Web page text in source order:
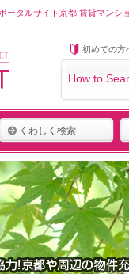
ータルサイト京都 賃貸マンシ
初めての方
How to
くわしく検索